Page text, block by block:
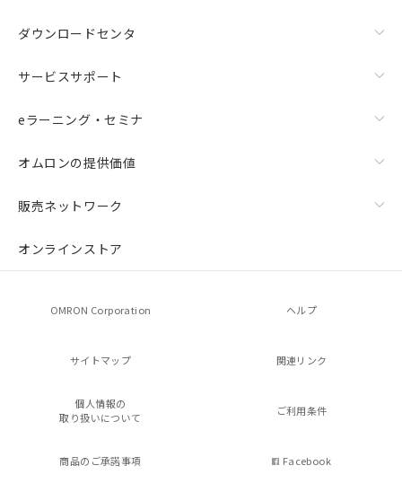
ダウンロードセンタ
サービスサポート
eラーニング・セミナ
オムロンの提供価値
販売ネットワーク
オンラインストア
OMRON Corporation ヘルプ
サイトマップ 関連リンク
個人情報の
取り扱いについて
ご利用条件
商品のご承諾事項 Facebook